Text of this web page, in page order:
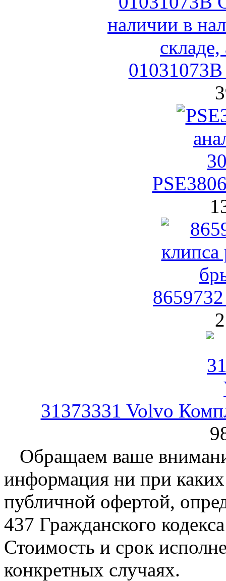
31373331 Volvo
Обращаем ваше
информация ни при каких
публичной офертой,
437 Гражданского
Стоимость и срок
конкретных случаях.